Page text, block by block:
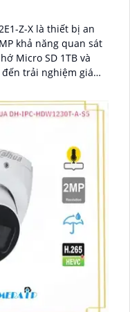
Z-X là thiết bị an
khả năng quan sát
Micro SD 1TB và
trải nghiệm giám
giúp nâng cao hiệu
gian trong nhà